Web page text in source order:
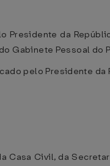
da
Gabinete Pessoal do
pelo Presidente
Casa Civil, da